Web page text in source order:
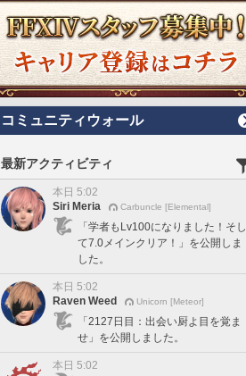
コミュニティウォール
最新アクティビティ
本日 5:02
Siri Meria
Carbuncle [Elemental]
「学者もLv100になりました！そし
て7.0メインクリア！」を公開しま
した。
本日 5:02
Raven Weed
Unicorn [Meteor]
「2127日目：出会い厨よ目を覚ま
せ」を公開しました。
本日 5:02